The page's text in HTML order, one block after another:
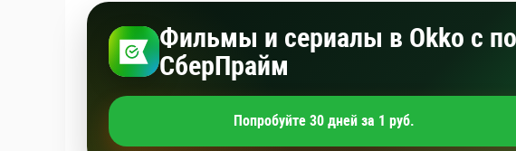
Фильмы и сериалы в Okko с
СберПрайм
Попробуйте 30 дней за 1 руб.